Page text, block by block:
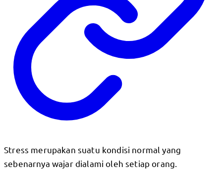
Stress merupakan suatu kondisi normal yang
sebenarnya wajar dialami oleh setiap orang.